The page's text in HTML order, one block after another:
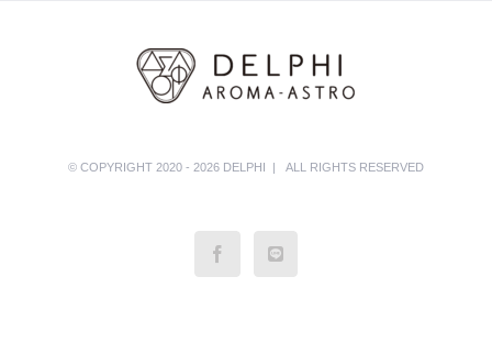
© COPYRIGHT 2020 - 2026 DELPHI | ALL RIGHTS RESERVED